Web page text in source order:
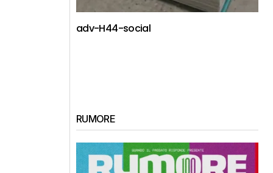
adv-H44-social
RUMORE